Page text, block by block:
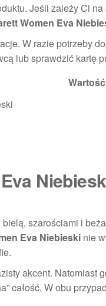
Jeśli zależy Ci
Women Eva
W razie potrzeby
lub sprawdzić kartę
Wartość
szarościami i
Eva Niebieski nie
akcent. Natomiast
całość. W obu